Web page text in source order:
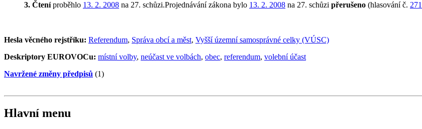
3. Čteníproběhlo 13. 2. 2008 na 27. schůzi.Projednávání zákona bylo 13. 2. 2008 na 27. schůzi přerušeno (hlasování č. 271
Hesla věcného rejstříku: Referendum, Správa obcí a měst, Vyšší územní samosprávné celky (VÚSC)
Deskriptory EUROVOCu: místní volby, neúčast ve volbách, obec, referendum, volební účast
Navržené změny předpisů (1)
Hlavní menu